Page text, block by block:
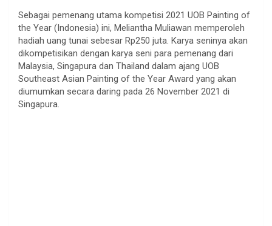
Sebagai pemenang utama kompetisi 2021 UOB Painting of
the Year (Indonesia) ini, Meliantha Muliawan memperoleh
hadiah uang tunai sebesar Rp250 juta. Karya seninya akan
dikompetisikan dengan karya seni para pemenang dari
Malaysia, Singapura dan Thailand dalam ajang UOB
Southeast Asian Painting of the Year Award yang akan
diumumkan secara daring pada 26 November 2021 di
Singapura.